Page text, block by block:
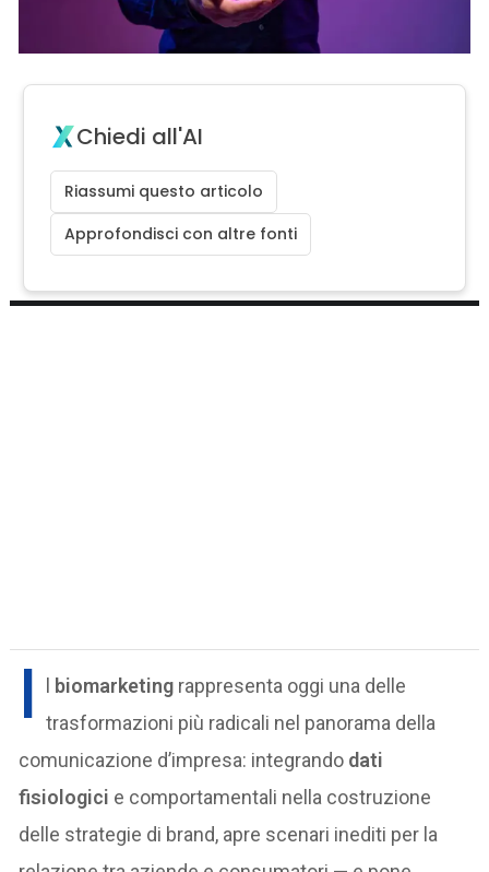
Chiedi all'AI
Riassumi questo articolo
Approfondisci con altre fonti
I l biomarketing rappresenta oggi una delle
trasformazioni più radicali nel panorama della
comunicazione d’impresa: integrando dati
fisiologici e comportamentali nella costruzione
delle strategie di brand, apre scenari inediti per la